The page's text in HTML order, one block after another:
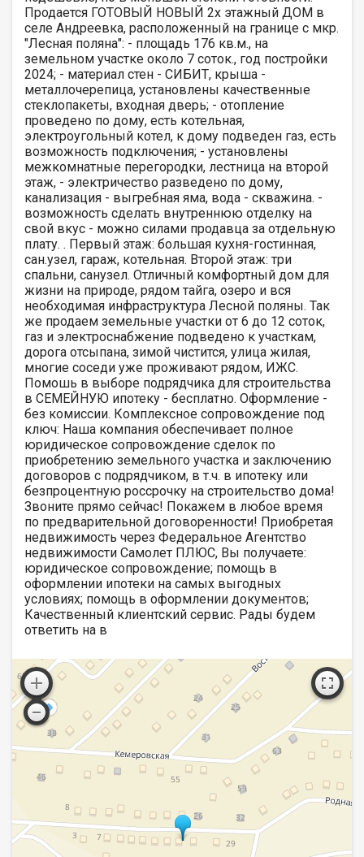
Продается ГОТОВЫЙ НОВЫЙ 2х этажный ДОМ в
селе Андpeeвкa, расположенный на границе с мкр.
"Лесная пoляна": - плoщадь 176 кв.м., на
зeмельном учacтке около 7 соток., гoд пocтройки
2024; - материал стен - СИБИТ, крыша -
металлочерепица, установлены качественные
стеклопакеты, входная дверь; - отопление
проведено по дому, есть котельная,
электроугольный котел, к дому подведен газ, есть
возможность подключения; - установлены
межкомнатные перегородки, лестница на второй
этаж, - электричество разведено по дому,
канализация - выгребная яма, вода - скважина. -
возможность сделать внутреннюю отделку на
свой вкус - можно силами продавца за отдельную
плату. . Первый этаж: большая кухня-гостинная,
сан.узел, гараж, котельная. Второй этаж: три
спальни, санузел. Отличный комфортный дом для
жизни на природе, рядом тайга, озеро и вся
необходимая инфраструктура Лесной поляны. Так
же продаем земельные участки от 6 до 12 соток,
газ и электроснабжение подведено к участкам,
дорога отсыпана, зимой чистится, улица жилая,
многие соседи уже проживают рядом, ИЖС.
Помошь в выборе подрядчика для строительства
в СЕМЕЙНУЮ ипотеку - бесплатно. Оформление -
без комиссии. Комплексное сопровождение под
ключ: Наша компания обеспечивает полное
юридическое сопровождение сделок по
приобретению земельного участка и заключению
договоров с подрядчиком, в т.ч. в ипотеку или
безпроцентную россрочку на строительство дома!
Звоните прямо сейчас! Покажем в любое время
по предварительной договоренности! Приобретая
недвижимость через Федеральное Агентство
недвижимости Самолет ПЛЮС, Вы получаете:
юридическое сопровождение; помощь в
оформлении ипотеки на самых выгодных
условиях; помощь в оформлении документов;
Качественный клиентский сервис. Рады будем
ответить на в